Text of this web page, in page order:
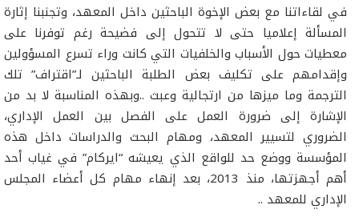
في لقاءاتنا مع بعض الإخوة الباحثين داخل المعهد، وتجنبنا إثارة
المسألة إعلاميا حتى لا تتحول إلى فضيحة رغم توفرنا على
معطيات حول الأسباب والخلفيات التي كانت وراء تسرع المسؤولين
وإقدامهم على تكليف بعض الطلبة الباحثين لـ”اقتراف” تلك
الترجمة وما ميزها من ارتجالية وعبث ..وبهذه المناسبة لا بد من
الإشارة إلى ضرورة العمل على الفصل بين العمل الإداري،
الضروري لتسيير المعهد، ومهام البحث والدراسات داخل هذه
المؤسسة ووضع حد للواقع الذي يعيشه “ايركام” في غياب أحد
أهم أجهزتها، منذ 2013، بعد إنهاء مهام كل أعضاء المجلس
الإداري للمعهد ..